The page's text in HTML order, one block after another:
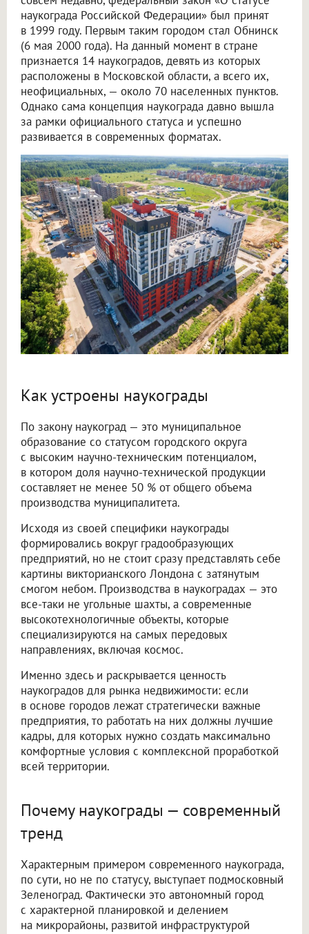
наукограда Российской Федерации» был принят
в 1999 году. Первым таким городом стал Обнинск
(6 мая 2000 года). На данный момент в стране
признается 14 наукоградов, девять из которых
расположены в Московской области, а всего их,
неофициальных, — около 70 населенных пунктов.
Однако сама концепция наукограда давно вышла
за рамки официального статуса и успешно
развивается в современных форматах.
Как устроены наукограды
По закону наукоград — это муниципальное
образование со статусом городского округа
с высоким научно-техническим потенциалом,
в котором доля научно-технической продукции
составляет не менее 50 % от общего объема
производства муниципалитета.
Исходя из своей специфики наукограды
формировались вокруг градообразующих
предприятий, но не стоит сразу представлять себе
картины викторианского Лондона с затянутым
смогом небом. Производства в наукоградах — это
все-таки не угольные шахты, а современные
высокотехнологичные объекты, которые
специализируются на самых передовых
направлениях, включая космос.
Именно здесь и раскрывается ценность
наукоградов для рынка недвижимости: если
в основе городов лежат стратегически важные
предприятия, то работать на них должны лучшие
кадры, для которых нужно создать максимально
комфортные условия с комплексной проработкой
всей территории.
Почему наукограды — современный
тренд
Характерным примером современного наукограда,
по сути, но не по статусу, выступает подмосковный
Зеленоград. Фактически это автономный город
с характерной планировкой и делением
на микрорайоны, развитой инфраструктурой